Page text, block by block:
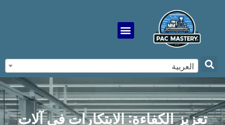
العربية
تعزيز الكفاءة: الابتكارات في آلات